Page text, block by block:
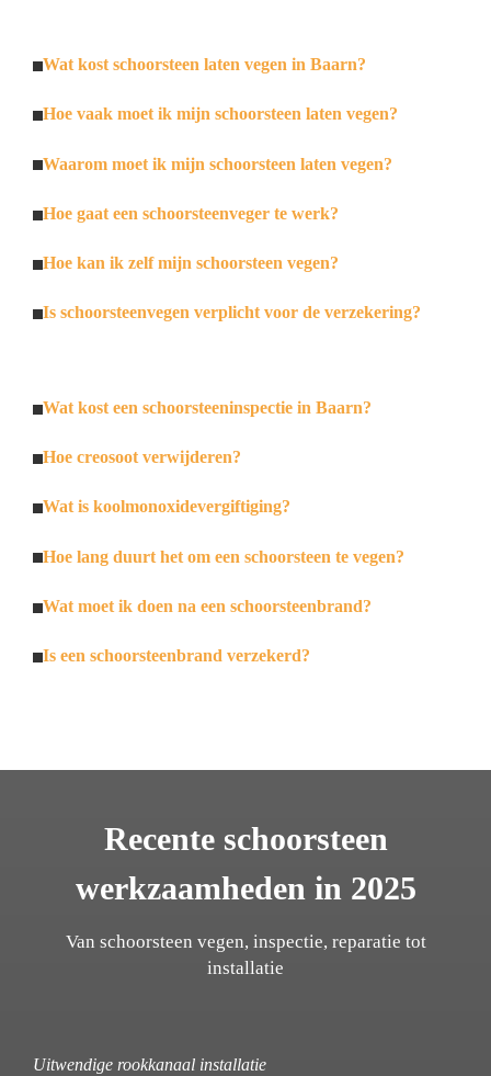
Wat kost schoorsteen laten vegen in Baarn?
Hoe vaak moet ik mijn schoorsteen laten vegen?
Waarom moet ik mijn schoorsteen laten vegen?
Hoe gaat een schoorsteenveger te werk?
Hoe kan ik zelf mijn schoorsteen vegen?
Is schoorsteenvegen verplicht voor de verzekering?
Wat kost een schoorsteeninspectie in Baarn?
Hoe creosoot verwijderen?
Wat is koolmonoxidevergiftiging?
Hoe lang duurt het om een schoorsteen te vegen?
Wat moet ik doen na een schoorsteenbrand?
Is een schoorsteenbrand verzekerd?
Recente schoorsteen
werkzaamheden in 2025
Van schoorsteen vegen, inspectie, reparatie tot
installatie
Uitwendige rookkanaal installatie